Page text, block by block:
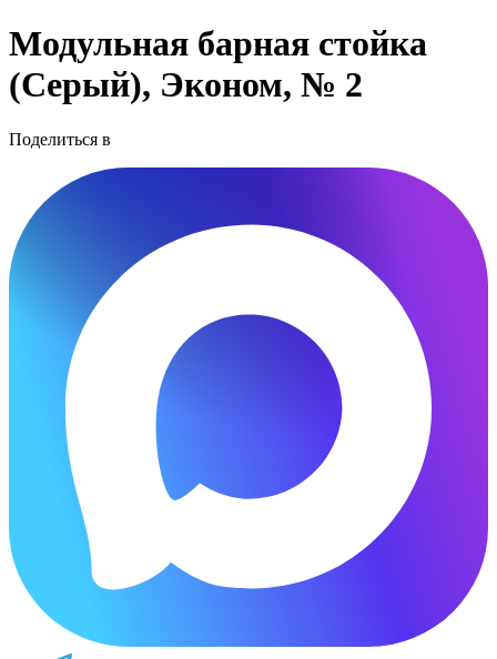
Модульная барная стойка
(Серый), Эконом, № 2
Поделиться в